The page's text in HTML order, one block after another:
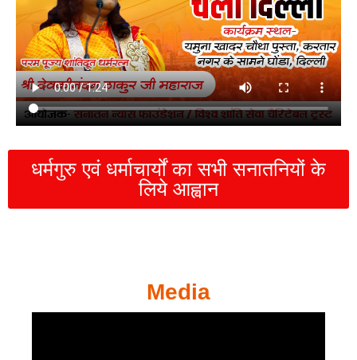
धर्मगुरु एवं धर्माचार्यों का सभी सनातनियों के
लिये आह्वान
Media